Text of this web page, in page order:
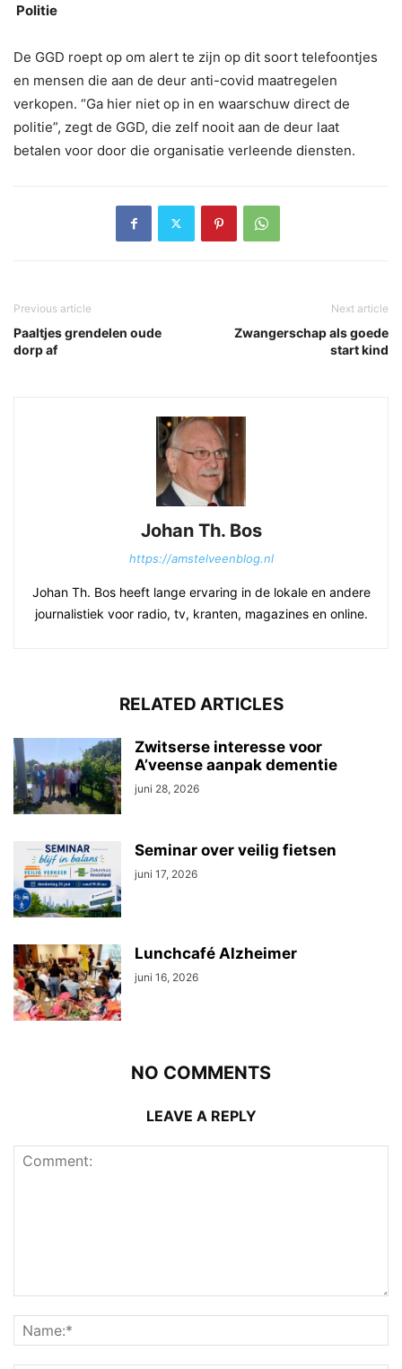
Politie
De GGD roept op om alert te zijn op dit soort telefoontjes
en mensen die aan de deur anti-covid maatregelen
verkopen. “Ga hier niet op in en waarschuw direct de
politie”, zegt de GGD, die zelf nooit aan de deur laat
betalen voor door die organisatie verleende diensten.
Previous article
Paaltjes grendelen oude
dorp af
Next article
Zwangerschap als goede
start kind
Johan Th. Bos
https://amstelveenblog.nl
Johan Th. Bos heeft lange ervaring in de lokale en andere
journalistiek voor radio, tv, kranten, magazines en online.
RELATED ARTICLES
Zwitserse interesse voor
A’veense aanpak dementie
juni 28, 2026
Seminar over veilig fietsen
juni 17, 2026
Lunchcafé Alzheimer
juni 16, 2026
NO COMMENTS
LEAVE A REPLY